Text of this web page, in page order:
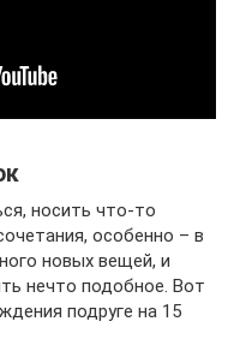
носить что-то
особенно – в
новых вещей, и
нечто подобное. Вот
подруге на 15